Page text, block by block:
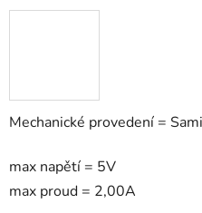
Mechanické provedení =
max napětí = 5V
max proud = 2,00A